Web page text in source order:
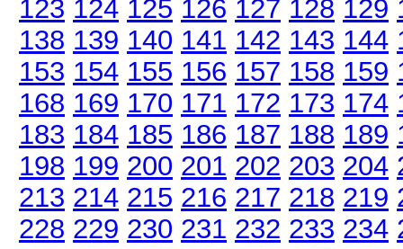
123 124 125 126 127 128 129
138 139 140 141 142 143 144
153 154 155 156 157 158 159
168 169 170 171 172 173 174
183 184 185 186 187 188 189
198 199 200 201 202 203 204
213 214 215 216 217 218 219
228 229 230 231 232 233 234